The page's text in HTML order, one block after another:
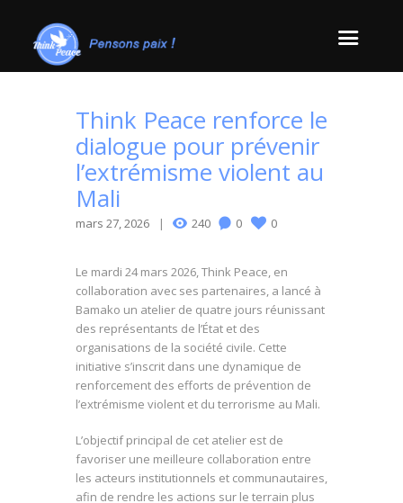
Think Peace renforce le
dialogue pour prévenir
l’extrémisme violent au
Mali
mars 27, 2026 240 0 0
Le mardi 24 mars 2026, Think Peace, en
collaboration avec ses partenaires, a lancé à
Bamako un atelier de quatre jours réunissant
des représentants de l’État et des
organisations de la société civile. Cette
initiative s’inscrit dans une dynamique de
renforcement des efforts de prévention de
l’extrémisme violent et du terrorisme au Mali.
L’objectif principal de cet atelier est de
favoriser une meilleure collaboration entre
les acteurs institutionnels et communautaires,
afin de rendre les actions sur le terrain plus